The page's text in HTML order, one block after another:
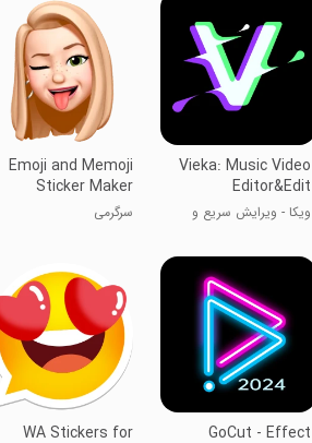
Vieka: Music Video
Editor&Edit
ویکا - ویرایش سریع و
Emoji and Memoji
Sticker Maker
سرگرمی
GoCut - Effect
WA Stickers for